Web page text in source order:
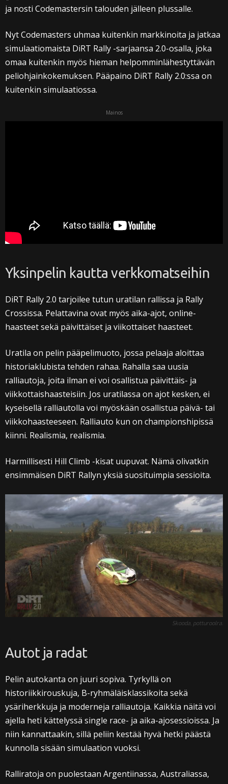
ja nosti Codemastersin talouden jälleen plussalle.
Nyt Codemasters uhmaa kuitenkin markkinoita ja jatkaa
simulaatiomaista DiRT Rally -sarjaansa 2.0-osalla, joka
omaa kuitenkin myös hieman helpomminlähestyttävän
peliohjainkokemuksen. Pääpaino DiRT Rally 2.0:ssa on
kuitenkin simulaatiossa.
Mainos
Yksinpelin kautta verkkomatseihin
DiRT Rally 2.0 tarjoilee tutun uratilan rallissa ja Rally
Crossissa. Pelattavina ovat myös aika-ajot, online-
haasteet sekä päivittäiset ja viikottaiset haasteet.
Uratila on pelin pääpelimuoto, jossa pelaaja aloittaa
historiaklubista tehden rahaa. Rahalla saa uusia
ralliautoja, joita ilman ei voi osallistua päivittäis- ja
viikkottaishaasteisiin. Jos uratilassa on ajot kesken, ei
kyseisellä ralliautolla voi myöskään osallistua päivä- tai
viikkohaasteeseen. Ralliauto kun on championshipissä
kiinni. Realismia, realismia.
Harmillisesti Hill Climb -kisat uupuvat. Nämä olivatkin
ensimmäisen DiRT Rallyn yksiä suosituimpia sessioita.
Skooda, potturoolra.
Autot ja radat
Pelin autokanta on juuri sopiva. Tyrkyllä on
historiikkirouskuja, B-ryhmäläisklassikoita sekä
ysäriherkkuja ja moderneja ralliautoja. Kaikkia näitä voi
ajella heti kättelyssä single race- ja aika-ajosessioissa. Ja
niin kannattaakin, sillä peliin kestää hyvä hetki päästä
kunnolla sisään simulaation vuoksi.
Ralliratoja on puolestaan Argentiinassa, Australiassa,